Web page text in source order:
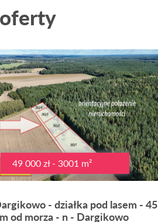
49 000 zł - 3001 m²
- działka pod lasem - 45
od morza - n - Dargikowo